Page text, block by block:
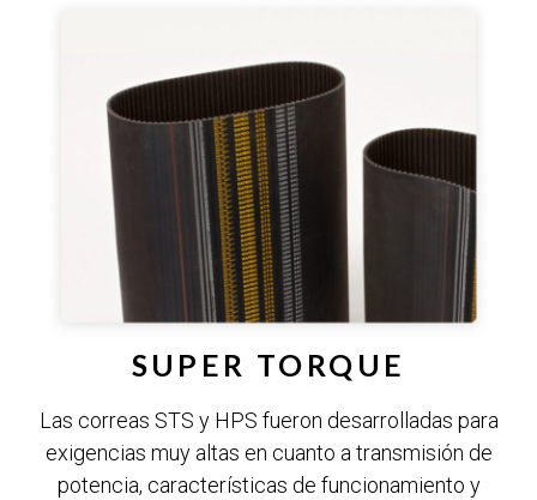
SUPER TORQUE
Las correas STS y HPS fueron desarrolladas para
exigencias muy altas en cuanto a transmisión de
potencia, características de funcionamiento y